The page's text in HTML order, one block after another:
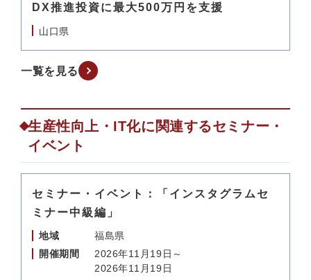
DX推進投資に最大500万円を支援
山口県
一覧を見る
生産性向上・IT化に関連するセミナー・
イベント
セミナー・イベント：「インスタグラムセ
ミナー中級編」
地域
福島県
開催期間
2026年11月19日～
2026年11月19日